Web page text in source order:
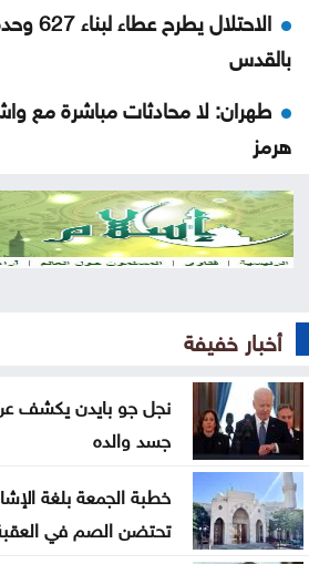
بالقدس
طهران: لا محادثات مباشرة مع
هرمز
تصاريح عمل السوريين بالأردن
من العام
تجارة عمّان: أسعار المستلزمات
ومتوافرة بكثرة
مليوناً
أخبار خفيفة
نجل جو بايدن يكشف
جسد والده
خطبة الجمعة بلغة
تحتضن الصم في